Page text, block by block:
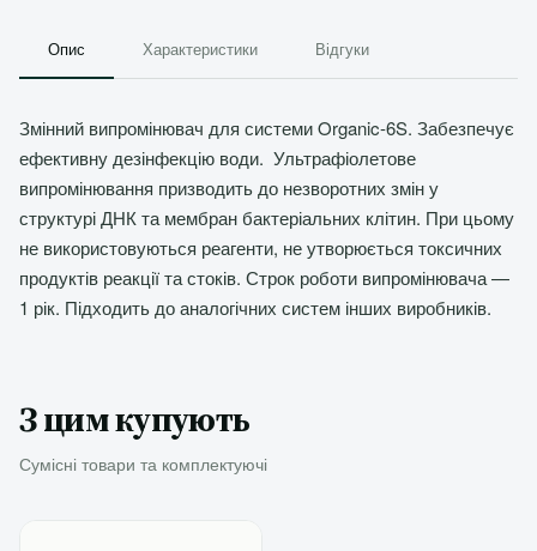
Опис Характеристики Відгуки
Змінний випромінювач для системи Organic-6S. Забезпечує
ефективну дезінфекцію води. Ультрафіолетове
випромінювання призводить до незворотних змін у
структурі ДНК та мембран бактеріальних клітин. При цьому
не використовуються реагенти, не утворюється токсичних
продуктів реакції та стоків. Строк роботи випромінювача —
1 рік. Підходить до аналогічних систем інших виробників.
З цим купують
Сумісні товари та комплектуючі